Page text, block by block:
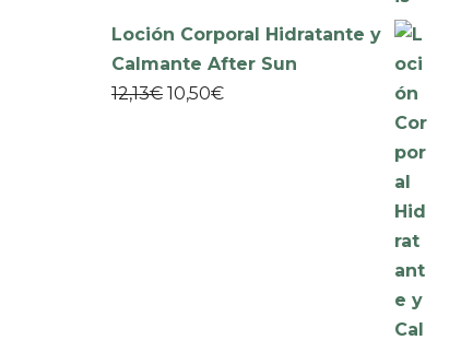
Loción Corporal Hidratante y
Calmante After Sun
12,13€ 10,50€